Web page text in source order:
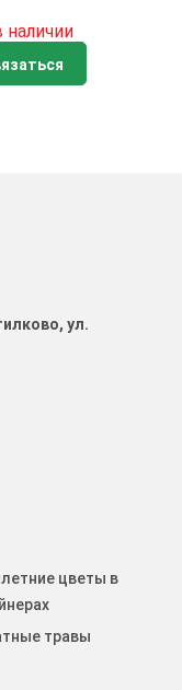
наличии
ул.
цветы в
травы